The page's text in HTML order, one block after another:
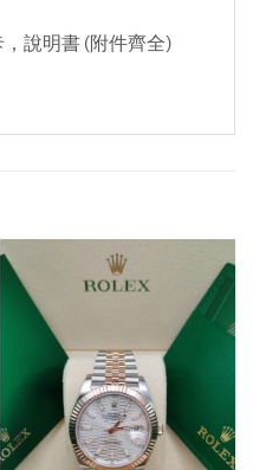
說明書 (附件齊全)